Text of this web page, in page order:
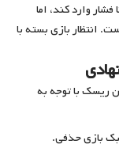
وارد کند، اما
انتظار بازی بسته با
ریسک با توجه به
بازی حذفی.